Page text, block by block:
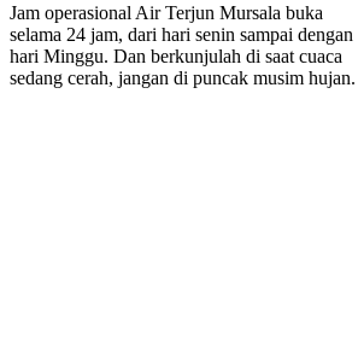
Jam operasional Air Terjun Mursala buka
selama 24 jam, dari hari senin sampai dengan
hari Minggu. Dan berkunjulah di saat cuaca
sedang cerah, jangan di puncak musim hujan.